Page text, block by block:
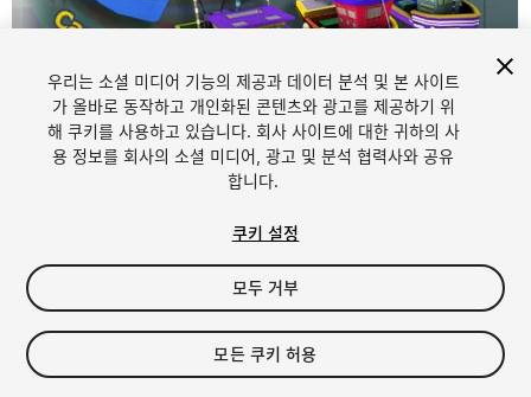
6
$9.99
우리는 소셜 미디어 기능의 제공과 데이터 분석 및 본 사이트
가 올바로 동작하고 개인화된 콘텐츠와 광고를 제공하기 위
해 쿠키를 사용하고 있습니다. 회사 사이트에 대한 귀하의 사
용 정보를 회사의 소셜 미디어, 광고 및 분석 협력사와 공유
합니다.
쿠키 설정
모두 거부
모든 쿠키 허용